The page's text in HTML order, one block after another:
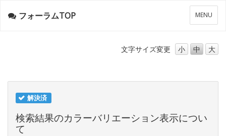
メ
ニ
ー
MENU
フォーラムTOP
文字サイズ変更 小 中 大
解決済
検索結果のカラーバリエーション表示につい
て